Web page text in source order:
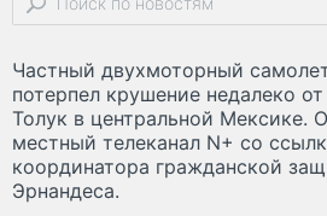
Частный двухмоторный
потерпел крушение недалеко
Толук в центральной Мексике.
местный телеканал N+ со
координатора гражданской
Эрнандеса.